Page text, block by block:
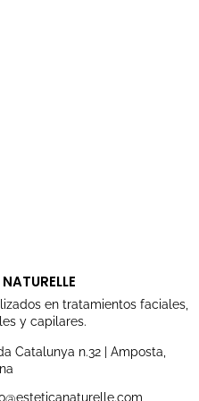
en tratamientos faciales,
y capilares.
Catalunya n.32 | Amposta,